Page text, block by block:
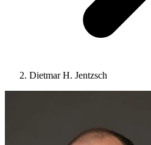
Dietmar H. Jentzsch